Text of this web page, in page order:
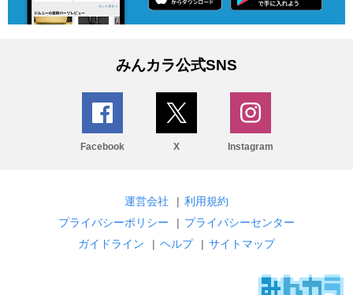
みんカラ公式SNS
Facebook X Instagram
運営会社 | 利用規約
プライバシーポリシー
| プライバシーセンター
ガイドライン
| ヘルプ | サイトマップ